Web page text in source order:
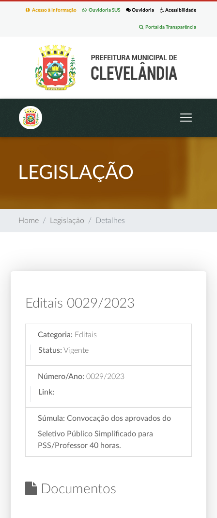
Acessibilidade
Ouvidoria
Ouvidoria SUS
Acesso à Informação
Portal da Transparência
LEGISLAÇÃO
Home Legislação Detalhes
Editais 0029/2023
Categoria: Editais
Status: Vigente
Número/Ano: 0029/2023
Link:
Súmula: Convocação dos aprovados do
Seletivo Público Simplificado para
PSS/Professor 40 horas.
Documentos